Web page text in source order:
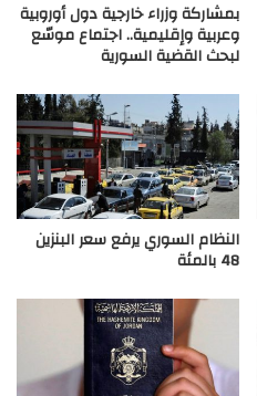
بمشاركة وزراء خارجية دول أوروبية
وعربية وإقليمية.. اجتماع موسّع
لبحث القضية السورية
النظام السوري يرفع سعر البنزين
48 بالمئة